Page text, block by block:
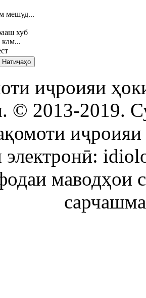
мешуд...
хуб
иҷроияи
© 2013-2019.
иҷроияи
электронӣ:
маводҳои